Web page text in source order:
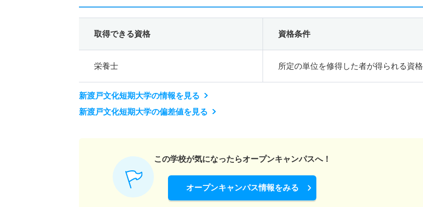
取得できる資格 資格条件
栄養士 所定の単位を修得した者が得られる資格
新渡戸文化短期大学の情報を見る
新渡戸文化短期大学の偏差値を見る
この学校が気になったらオープンキャンパスへ！
オープンキャンパス情報をみる